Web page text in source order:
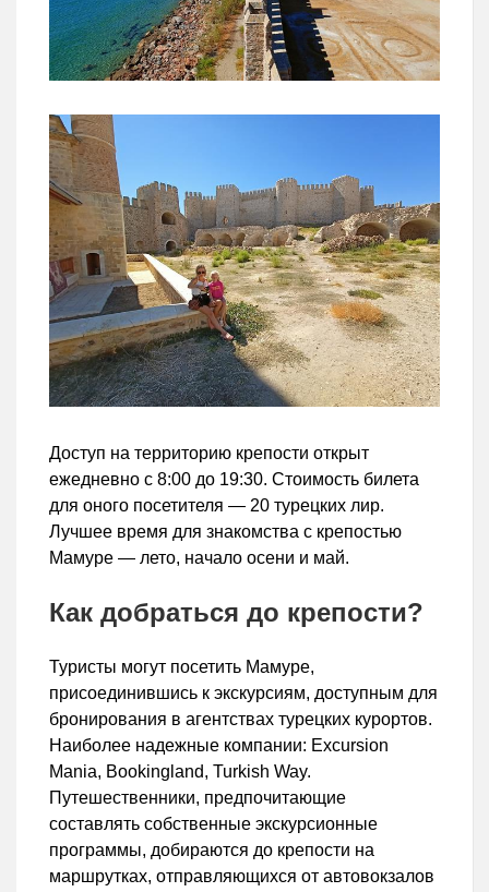
Доступ на территорию крепости открыт
ежедневно с 8:00 до 19:30. Стоимость билета
для оного посетителя — 20 турецких лир.
Лучшее время для знакомства с крепостью
Мамуре — лето, начало осени и май.
Как добраться до крепости?
Туристы могут посетить Мамуре,
присоединившись к экскурсиям, доступным для
бронирования в агентствах турецких курортов.
Наиболее надежные компании: Excursion
Mania, Bookingland, Turkish Way.
Путешественники, предпочитающие
составлять собственные экскурсионные
программы, добираются до крепости на
маршрутках, отправляющихся от автовокзалов